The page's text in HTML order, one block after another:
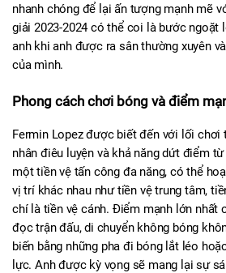
nhanh chóng để lại ấn tượng mạnh mẽ
giải 2023-2024 có thể coi là bước ngoặt
anh khi anh được ra sân thường xuyên
của mình.
Phong cách chơi bóng và điểm
Fermin Lopez được biết đến với lối chơi
nhân điêu luyện và khả năng dứt điểm
một tiền vệ tấn công đa năng, có thể
vị trí khác nhau như tiền vệ trung tâm,
chí là tiền vệ cánh. Điểm mạnh lớn nhất
đọc trận đấu, di chuyển không bóng
biến bằng những pha đi bóng lắt léo
lực. Anh được kỳ vọng sẽ mang lại sự